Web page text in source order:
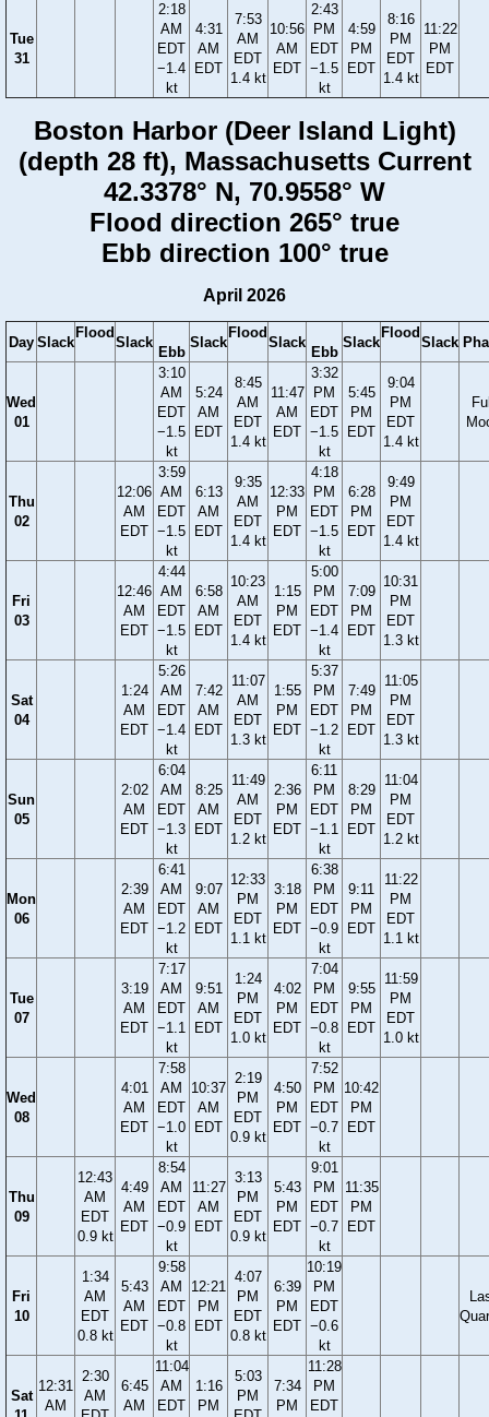
Tue
31
2:18
AM
EDT
−1.4
kt
4:31
AM
EDT
7:53
AM
EDT
1.4 kt
10:56
AM
EDT
2:43
PM
EDT
−1.5
kt
4:59
PM
EDT
8:16
PM
EDT
1.4 kt
11:22
PM
EDT
Boston Harbor (Deer Island Light)
(depth 28 ft), Massachusetts Current
42.3378° N, 70.9558° W
Flood direction 265° true
Ebb direction 100° true
April 2026
Day Slack
Flood
Slack
Ebb
Slack
Flood
Slack
Ebb
Slack
Flood
Slack
Wed
01
3:10
AM
EDT
−1.5
kt
5:24
AM
EDT
8:45
AM
EDT
1.4 kt
11:47
AM
EDT
3:32
PM
EDT
−1.5
kt
5:45
PM
EDT
9:04
PM
EDT
1.4 kt
Thu
02
12:06
AM
EDT
3:59
AM
EDT
−1.5
kt
6:13
AM
EDT
9:35
AM
EDT
1.4 kt
12:33
PM
EDT
4:18
PM
EDT
−1.5
kt
6:28
PM
EDT
9:49
PM
EDT
1.4 kt
Fri
03
12:46
AM
EDT
4:44
AM
EDT
−1.5
kt
6:58
AM
EDT
10:23
AM
EDT
1.4 kt
1:15
PM
EDT
5:00
PM
EDT
−1.4
kt
7:09
PM
EDT
10:31
PM
EDT
1.3 kt
Sat
04
1:24
AM
EDT
5:26
AM
EDT
−1.4
kt
7:42
AM
EDT
11:07
AM
EDT
1.3 kt
1:55
PM
EDT
5:37
PM
EDT
−1.2
kt
7:49
PM
EDT
11:05
PM
EDT
1.3 kt
Sun
05
2:02
AM
EDT
6:04
AM
EDT
−1.3
kt
8:25
AM
EDT
11:49
AM
EDT
1.2 kt
2:36
PM
EDT
6:11
PM
EDT
−1.1
kt
8:29
PM
EDT
11:04
PM
EDT
1.2 kt
Mon
06
2:39
AM
EDT
6:41
AM
EDT
−1.2
kt
9:07
AM
EDT
12:33
PM
EDT
1.1 kt
3:18
PM
EDT
6:38
PM
EDT
−0.9
kt
9:11
PM
EDT
11:22
PM
EDT
1.1 kt
Tue
07
3:19
AM
EDT
7:17
AM
EDT
−1.1
kt
9:51
AM
EDT
1:24
PM
EDT
1.0 kt
4:02
PM
EDT
7:04
PM
EDT
−0.8
kt
9:55
PM
EDT
11:59
PM
EDT
1.0 kt
Wed
08
4:01
AM
EDT
7:58
AM
EDT
−1.0
kt
10:37
AM
EDT
2:19
PM
EDT
0.9 kt
4:50
PM
EDT
7:52
PM
EDT
−0.7
kt
10:42
PM
EDT
Thu
09
12:43
AM
EDT
0.9 kt
4:49
AM
EDT
8:54
AM
EDT
−0.9
kt
11:27
AM
EDT
3:13
PM
EDT
0.9 kt
5:43
PM
EDT
9:01
PM
EDT
−0.7
kt
11:35
PM
EDT
Fri
10
1:34
AM
EDT
0.8 kt
5:43
AM
EDT
9:58
AM
EDT
−0.8
kt
12:21
PM
EDT
4:07
PM
EDT
0.8 kt
6:39
PM
EDT
10:19
PM
EDT
−0.6
kt
Sat
12:31
AM
2:30
AM
6:45
AM
11:04
AM
EDT
1:16
PM
5:03
PM
7:34
PM
11:28
PM
EDT